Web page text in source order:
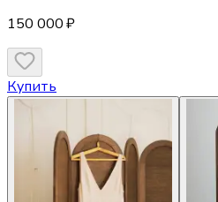
150 000 ₽
Купить